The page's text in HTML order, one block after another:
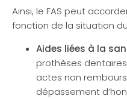
Ainsi, le FAS peut
fonction de la situation
Aides liées à la
prothèses
actes non
dépassement